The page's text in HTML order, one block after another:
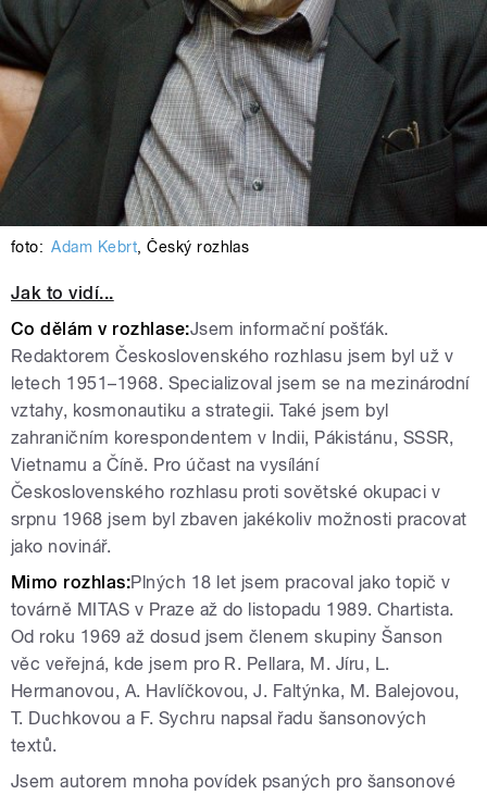
foto: Adam Kebrt,Český rozhlas
Jak to vidí...
Co dělám v rozhlase:Jsem informační pošťák.
Redaktorem Československého rozhlasu jsem byl už v
letech 1951–1968. Specializoval jsem se na mezinárodní
vztahy, kosmonautiku a strategii. Také jsem byl
zahraničním korespondentem v Indii, Pákistánu, SSSR,
Vietnamu a Číně. Pro účast na vysílání
Československého rozhlasu proti sovětské okupaci v
srpnu 1968 jsem byl zbaven jakékoliv možnosti pracovat
jako novinář.
Mimo rozhlas:Plných 18 let jsem pracoval jako topič v
továrně MITAS v Praze až do listopadu 1989. Chartista.
Od roku 1969 až dosud jsem členem skupiny Šanson
věc veřejná, kde jsem pro R. Pellara, M. Jíru, L.
Hermanovou, A. Havlíčkovou, J. Faltýnka, M. Balejovou,
T. Duchkovou a F. Sychru napsal řadu šansonových
textů.
Jsem autorem mnoha povídek psaných pro šansonové